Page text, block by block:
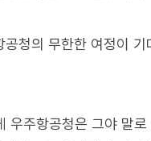
청의 무한한 여정이 기
주항공청은 그야 말